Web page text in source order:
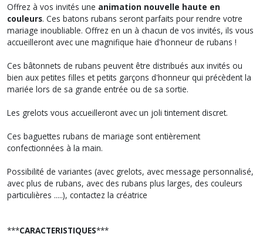
Offrez à vos invités une animation nouvelle haute en
couleurs. Ces batons rubans seront parfaits pour rendre votre
mariage inoubliable. Offrez en un à chacun de vos invités, ils vous
accueilleront avec une magnifique haie d'honneur de rubans !
Ces bâtonnets de rubans peuvent être distribués aux invités ou
bien aux petites filles et petits garçons d'honneur qui précèdent la
mariée lors de sa grande entrée ou de sa sortie.
Les grelots vous accueilleront avec un joli tintement discret.
Ces baguettes rubans de mariage sont entièrement
confectionnées à la main.
Possibilité de variantes (avec grelots, avec message personnalisé,
avec plus de rubans, avec des rubans plus larges, des couleurs
particulières .....), contactez la créatrice
***CARACTERISTIQUES***